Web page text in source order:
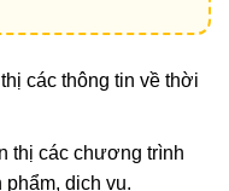
các thông tin về thời
thị các chương trình
phẩm, dịch vụ.